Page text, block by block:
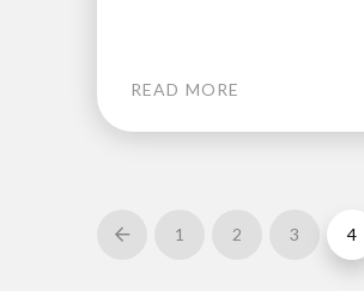
READ MORE
Prev 1 2 3 4